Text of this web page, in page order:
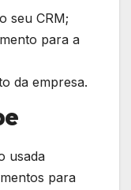
seu CRM;
para a
da empresa.
usada
para